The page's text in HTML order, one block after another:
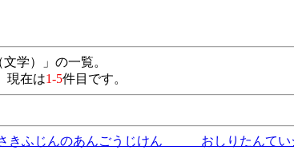
学）」の一覧。
現在は1-5件目です。
さきふじんのあんごうじけん おしりたんてい